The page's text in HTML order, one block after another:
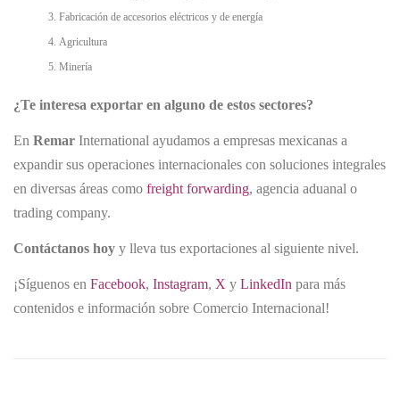
Fabricación de accesorios eléctricos y de energía
Agricultura
Minería
¿Te interesa exportar en alguno de estos sectores?
En Remar International ayudamos a empresas mexicanas a
expandir sus operaciones internacionales con soluciones integrales
en diversas áreas como freight forwarding, agencia aduanal o
trading company.
Contáctanos hoy y lleva tus exportaciones al siguiente nivel.
¡Síguenos en Facebook, Instagram, X y LinkedIn para más
contenidos e información sobre Comercio Internacional!